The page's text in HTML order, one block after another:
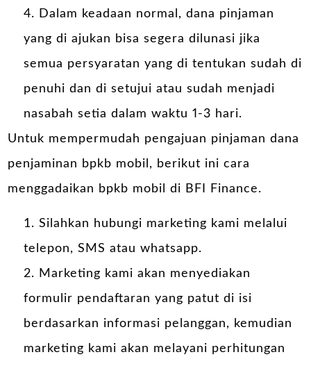
Dalam keadaan normal, dana pinjaman
yang di ajukan bisa segera dilunasi jika
semua persyaratan yang di tentukan sudah di
penuhi dan di setujui atau sudah menjadi
nasabah setia dalam waktu 1-3 hari.
Untuk mempermudah pengajuan pinjaman dana
penjaminan bpkb mobil, berikut ini cara
menggadaikan bpkb mobil di BFI Finance.
Silahkan hubungi marketing kami melalui
telepon, SMS atau whatsapp.
Marketing kami akan menyediakan
formulir pendaftaran yang patut di isi
berdasarkan informasi pelanggan, kemudian
marketing kami akan melayani perhitungan